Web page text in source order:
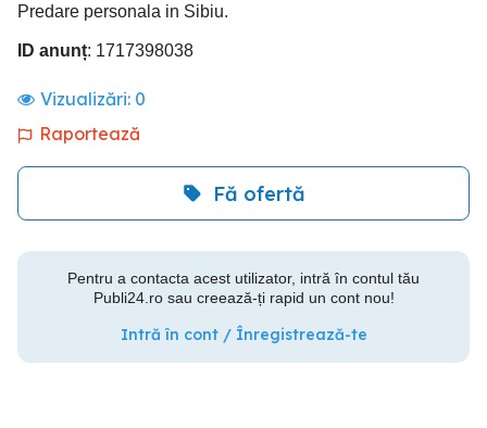
Predare personala in Sibiu.
ID anunț: 1717398038
Vizualizări: 0
Raportează
Fă ofertă
Pentru a contacta acest utilizator, intră în contul tău
Publi24.ro sau creează-ți rapid un cont nou!
Intră în cont / Înregistrează-te